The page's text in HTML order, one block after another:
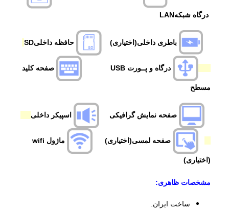
درگاه شبکهLAN
باطری داخلی(اختیاری) حافظه داخلیSD
درگاه و پــور ت USB صفحه کلید
مسطح
صفحه نمایش گرافیکی اسپیکر داخلی
صفحه لمسی(اختیاری) ماژول wifi
(اختیاری)
مشخصات ظاهری:
ساخت ایران.